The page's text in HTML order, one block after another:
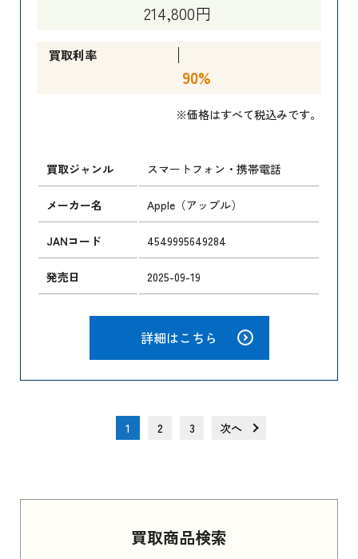
買取商品検索
214,800円
買取利率
90%
※価格はすべて税込みです。
買取ジャンル スマートフォン・携帯電話
メーカー名 Apple（アップル）
JANコード 4549995649284
発売日 2025-09-19
詳細はこちら
1 2 3 次へ